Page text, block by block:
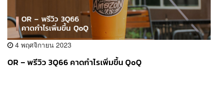
4 พฤศจิกายน 2023
OR – พรีวิว 3Q66 คาดกำไรเพิ่มขึ้น QoQ